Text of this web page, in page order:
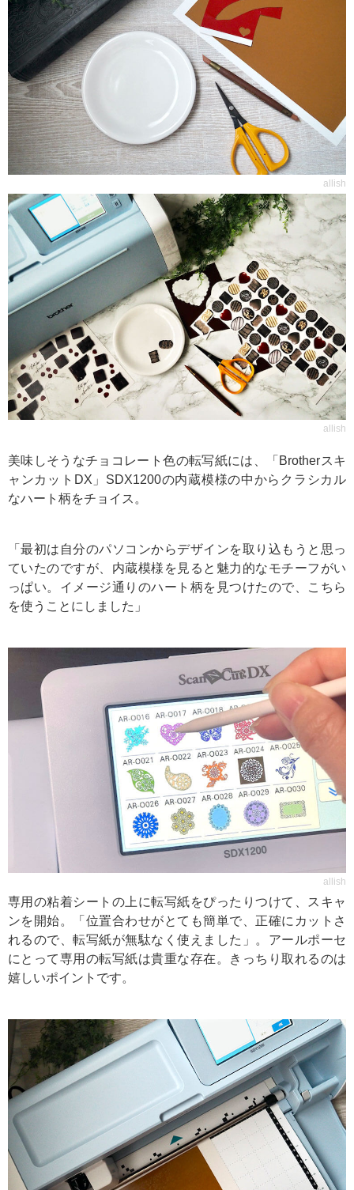
allish
allish
美味しそうなチョコレート色の転写紙には、「Brotherスキ
ャンカットDX」SDX1200の内蔵模様の中からクラシカル
なハート柄をチョイス。
「最初は自分のパソコンからデザインを取り込もうと思っ
ていたのですが、内蔵模様を見ると魅力的なモチーフがい
っぱい。イメージ通りのハート柄を見つけたので、こちら
を使うことにしました」
allish
専用の粘着シートの上に転写紙をぴったりつけて、スキャ
ンを開始。「位置合わせがとても簡単で、正確にカットさ
れるので、転写紙が無駄なく使えました」。アールポーセ
にとって専用の転写紙は貴重な存在。きっちり取れるのは
嬉しいポイントです。